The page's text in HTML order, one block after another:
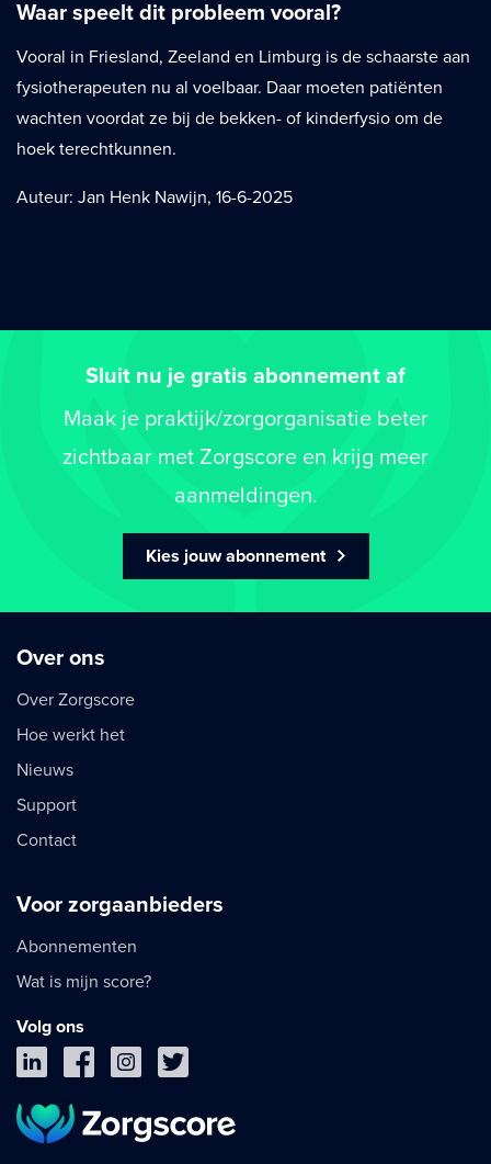
Waar speelt dit probleem vooral?
Vooral in Friesland, Zeeland en Limburg is de schaarste aan
fysiotherapeuten nu al voelbaar. Daar moeten patiënten
wachten voordat ze bij de bekken- of kinderfysio om de
hoek terechtkunnen.
Auteur: Jan Henk Nawijn, 16-6-2025
Sluit nu je gratis abonnement af
Maak je praktijk/zorgorganisatie beter
zichtbaar met Zorgscore en krijg meer
aanmeldingen.
Kies jouw abonnement
Over ons
Over Zorgscore
Hoe werkt het
Nieuws
Support
Contact
Voor zorgaanbieders
Abonnementen
Wat is mijn score?
Volg ons